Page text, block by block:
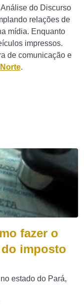
do Discurso
relações de
mídia. Enquanto
impressos.
de comunicação e
.
fazer o
imposto
estado do Pará,